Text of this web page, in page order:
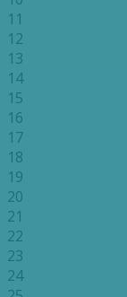
11
12
13
14
15
16
17
18
19
20
21
22
23
24